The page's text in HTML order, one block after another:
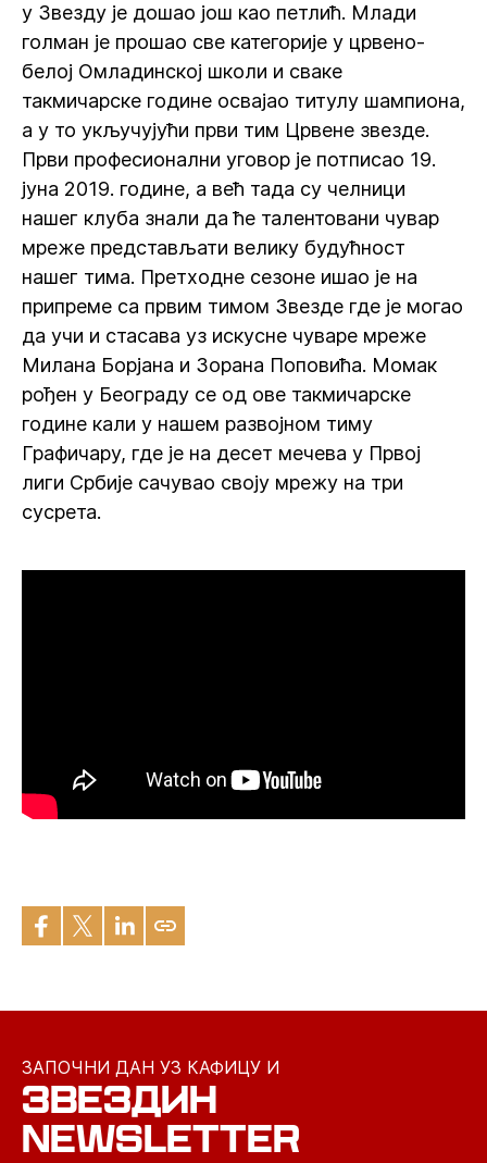
у Звезду је дошао још као петлић. Млади
голман је прошао све категорије у црвено-
белој Омладинској школи и сваке
такмичарске године освајао титулу шампиона,
а у то укључујући први тим Црвене звезде.
Први професионални уговор је потписао 19.
јуна 2019. године, а већ тада су челници
нашег клуба знали да ће талентовани чувар
мреже представљати велику будућност
нашег тима. Претходне сезоне ишао је на
припреме са првим тимом Звезде где је могао
да учи и стасава уз искусне чуваре мреже
Милана Борјана и Зорана Поповића. Момак
рођен у Београду се од ове такмичарске
године кали у нашем развојном тиму
Графичару, где је на десет мечева у Првој
лиги Србије сачувао своју мрежу на три
сусрета.
ЗАПОЧНИ ДАН УЗ КАФИЦУ И
ЗВЕЗДИН
NEWSLETTER